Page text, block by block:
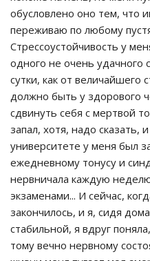
обусловлено оно тем, что
переживаю по любому
Стрессоустойчивость у
одного не очень
сутки, как от величайшего
должно быть у здорового
сдвинуть себя с мертвой
запал, хотя, надо сказать,
университете у меня был
ежедневному тонусу и
нервничала каждую
экзаменами... И сейчас,
закончилось, и я, сидя
стабильной, я вдруг
тому вечно нервному